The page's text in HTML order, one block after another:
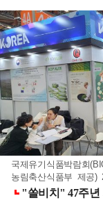
국제유기식품박람회
농림축산식품부 제공